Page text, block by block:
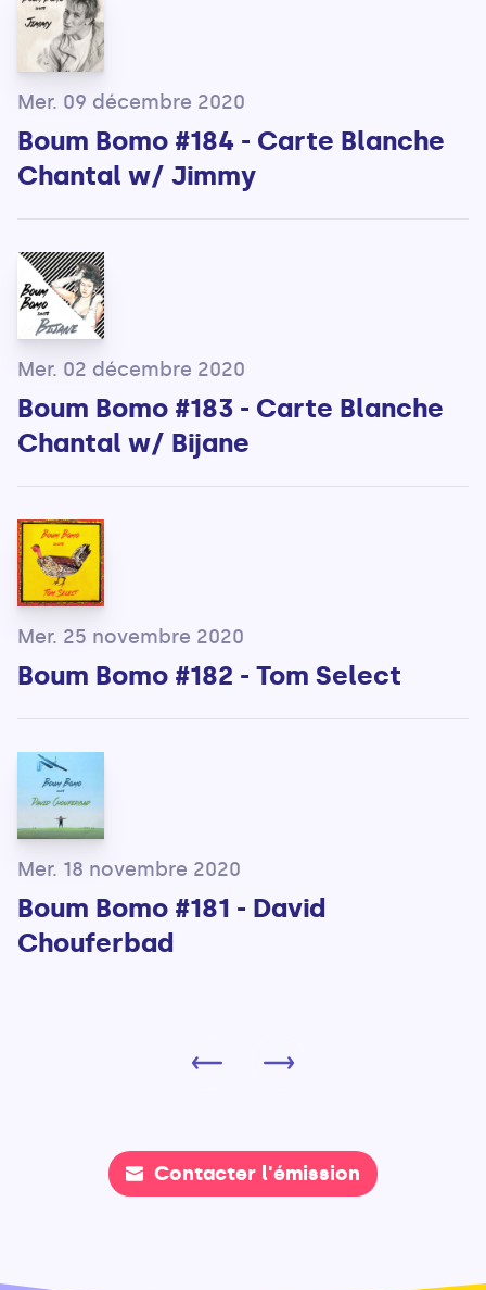
Mer. 09 décembre 2020
Boum Bomo #184 - Carte Blanche
Chantal w/ Jimmy
Mer. 02 décembre 2020
Boum Bomo #183 - Carte Blanche
Chantal w/ Bijane
Mer. 25 novembre 2020
Boum Bomo #182 - Tom Select
Mer. 18 novembre 2020
Boum Bomo #181 - David
Chouferbad
Contacter l'émission